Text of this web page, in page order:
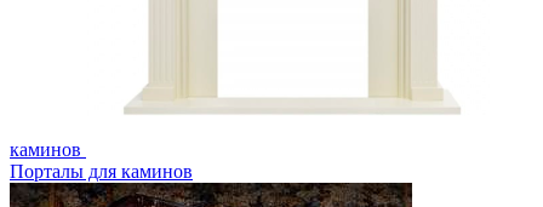
каминов
Порталы для каминов